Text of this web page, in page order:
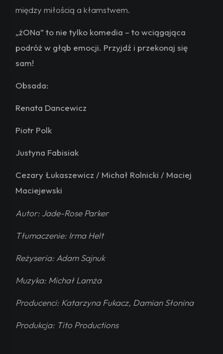
między miłością a kłamstwem.
„żONa” to nie tylko komedia – to wciągająca
podróż w głąb emocji. Przyjdź i przekonaj się
sam!
Obsada:
Renata Dancewicz
Piotr Polk
Justyna Fabisiak
Cezary Łukaszewicz / Michał Rolnicki / Maciej
Maciejewski
Autor: Jade-Rose Parker
Tłumaczenie: Irma Helt
Reżyseria: Adam Sajnuk
Muzyka: Michał Lamża
Producenci: Katarzyna Fukacz, Damian Słonina
Produkcja: Tito Productions